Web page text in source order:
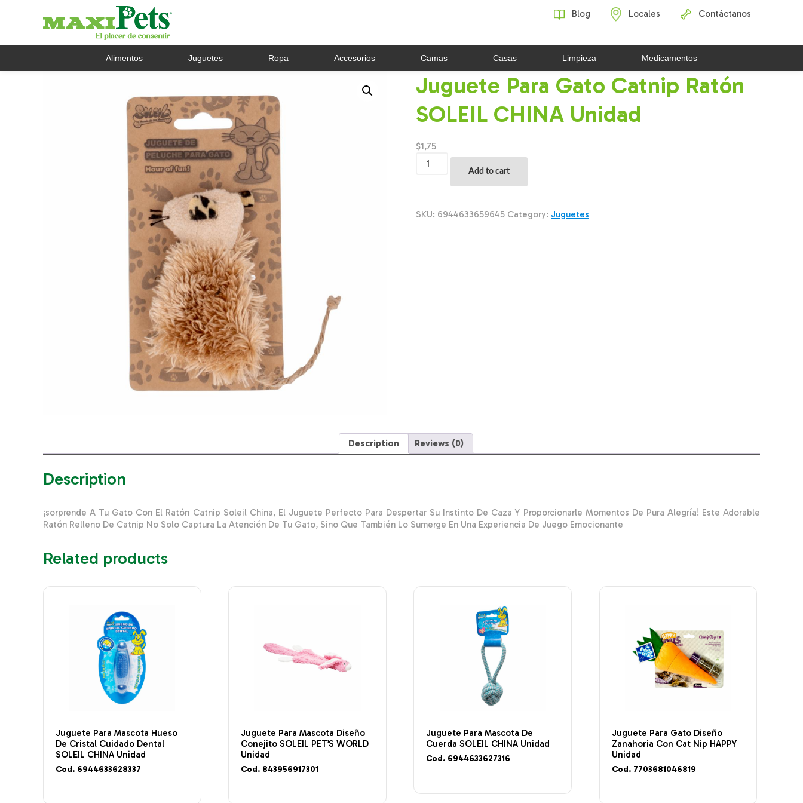
Blog Locales Contáctanos
Alimentos Juguetes Ropa Accesorios Camas Casas Limpieza Medicamentos
Juguete Para Gato Catnip Ratón
SOLEIL CHINA Unidad
$1,75
Para
SOLEIL
Add to cart
SKU: 6944633659645 Category: Juguetes
Description Reviews (0)
Description
¡sorprende A Tu Gato Con El Ratón Catnip Soleil China, El Juguete Perfecto Para Despertar Su Instinto De Caza Y Proporcionarle Momentos De Pura Alegría! Este Adorable
Ratón Relleno De Catnip No Solo Captura La Atención De Tu Gato, Sino Que También Lo Sumerge En Una Experiencia De Juego Emocionante
Related products
Juguete Para Mascota Hueso
De Cristal Cuidado Dental
SOLEIL CHINA Unidad
Cod. 6944633628337
Juguete Para Mascota Diseño
Conejito SOLEIL PET’S WORLD
Unidad
Cod. 843956917301
Juguete Para Mascota De
Cuerda SOLEIL CHINA Unidad
Cod. 6944633627316
Juguete Para Gato Diseño
Zanahoria Con Cat Nip HAPPY
Unidad
Cod. 7703681046819